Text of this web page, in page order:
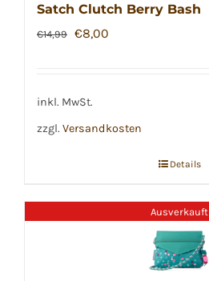
Satch Clutch Berry Bash
€14,99 Ursprünglicher
€14,99
€8,00
inkl. MwSt.
zzgl. Versandkosten
Details
Ausverkauft